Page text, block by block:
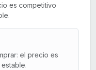
es competitivo
el precio es